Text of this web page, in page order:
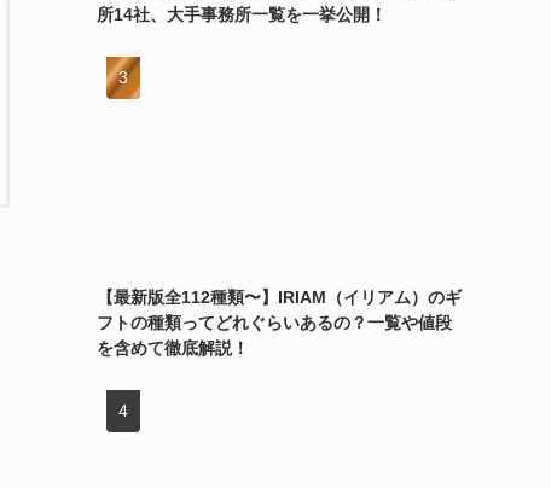
所14社、大手事務所一覧を一挙公開！
【最新版全112種類〜】IRIAM（イリアム）のギ
フトの種類ってどれぐらいあるの？一覧や値段
を含めて徹底解説！